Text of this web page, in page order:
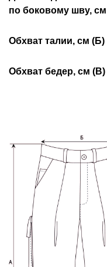
по боковому шву,
Обхват талии, см (Б)
Обхват бедер, см (В)